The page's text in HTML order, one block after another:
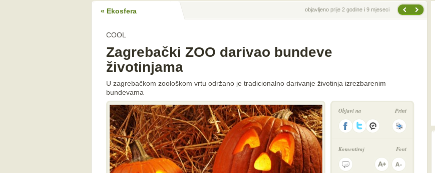
« Ekosfera Prethodna vijestobjavljeno prije 2 godine i 9 mjeseci
COOL
Zagrebački ZOO darivao bundeve
životinjama
U zagrebačkom zoološkom vrtu održano je tradicionalno darivanje životinja izrezbarenim
bundevama
Objavi na Print
Komentiraj Font